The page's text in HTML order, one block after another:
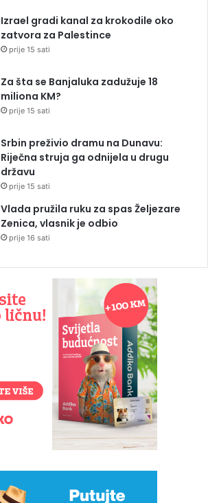
Izrael gradi kanal za krokodile oko
zatvora za Palestince
prije 15 sati
Za šta se Banjaluka zadužuje 18
miliona KM?
prije 15 sati
Srbin preživio dramu na Dunavu:
Riječna struja ga odnijela u drugu
državu
prije 15 sati
Vlada pružila ruku za spas Željezare
Zenica, vlasnik je odbio
prije 16 sati